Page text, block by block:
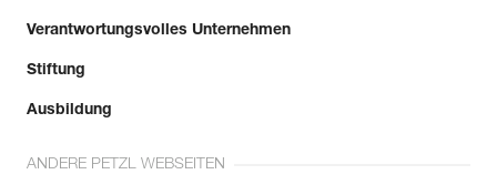
Verantwortungsvolles Unternehmen
Stiftung
Ausbildung
ANDERE PETZL WEBSEITEN